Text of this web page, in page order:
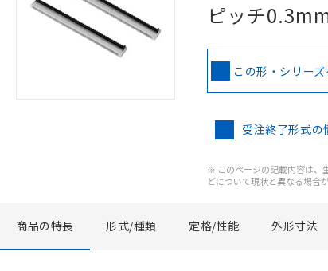
ピッチ
この形・シリー
受注終了形式の
※ このページの記載内容は、
どについて現状と異なる場合
商品の特長 形式/種類 定格/性能 外形寸法